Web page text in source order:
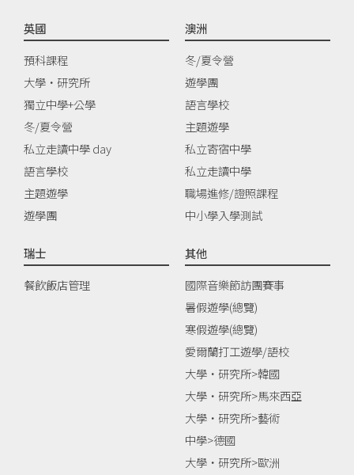
英國
預科課程
大學‧研究所
獨立中學+公學
冬/夏令營
私立走讀中學 day
語言學校
主題遊學
遊學團
澳洲
冬/夏令營
遊學團
語言學校
主題遊學
私立寄宿中學
私立走讀中學
職場進修/證照課程
中小學入學測試
瑞士
餐飲飯店管理
其他
國際音樂節訪團賽事
暑假遊學(總覽)
寒假遊學(總覽)
愛爾蘭打工遊學/語校
大學‧研究所>韓國
大學‧研究所>馬來西亞
大學‧研究所>藝術
中學>德國
大學‧研究所>歐洲